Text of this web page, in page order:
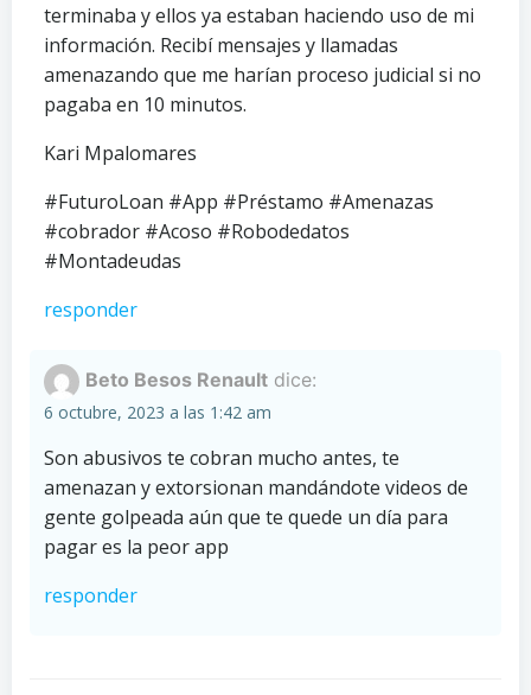
terminaba y ellos ya estaban haciendo uso de mi
información. Recibí mensajes y llamadas
amenazando que me harían proceso judicial si no
pagaba en 10 minutos.
Kari Mpalomares
#FuturoLoan #App #Préstamo #Amenazas
#cobrador #Acoso #Robodedatos
#Montadeudas
responder
Beto Besos Renault dice:
6 octubre, 2023 a las 1:42 am
Son abusivos te cobran mucho antes, te
amenazan y extorsionan mandándote videos de
gente golpeada aún que te quede un día para
pagar es la peor app
responder